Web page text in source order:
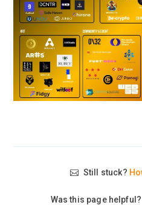
Still stuck?
Was this page helpful?